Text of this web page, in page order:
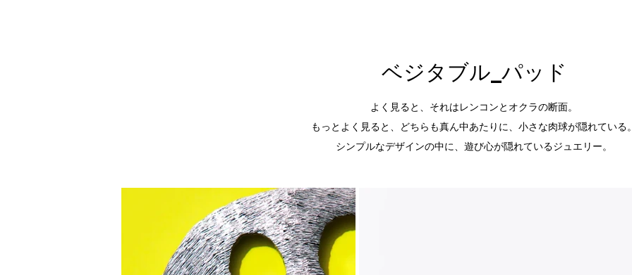
ベジタブル_パッド
よく見ると、それはレンコンとオクラの断面。
もっとよく見ると、どちらも真ん中あたりに、小さな肉球が隠れている
シンプルなデザインの中に、遊び心が隠れているジュエリー。